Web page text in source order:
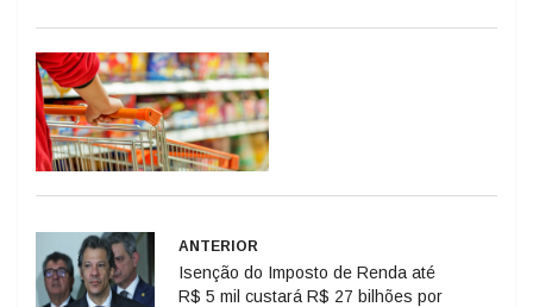
ANTERIOR
Isenção do Imposto de Renda até
R$ 5 mil custará R$ 27 bilhões por